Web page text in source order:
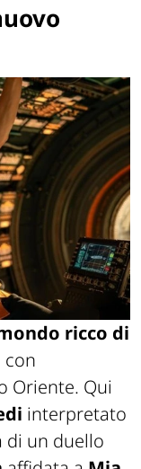
ricco di
con
Oriente. Qui
interpretato
di un duello